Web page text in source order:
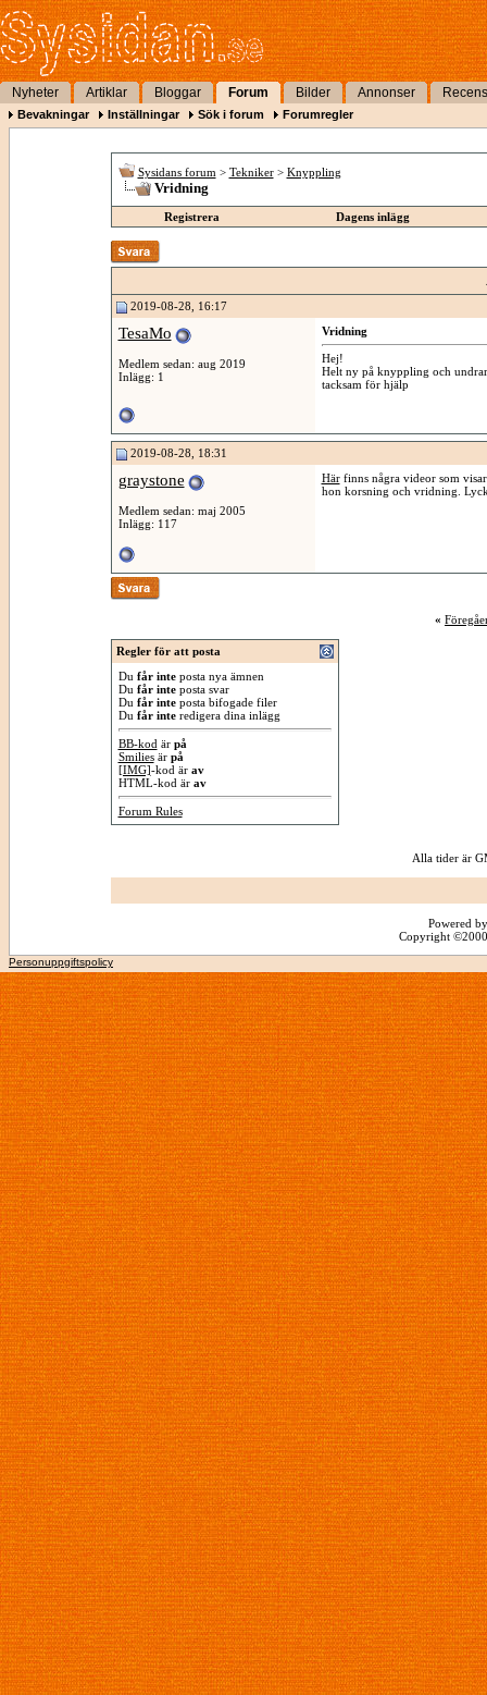
Nyheter Artiklar Bloggar Forum Bilder Annonser
Bevakningar Inställningar Sök i forum Forumregler
Sysidans forum > Tekniker > Knyppling
Vridning
Registrera Dagens inlägg
2019-08-28, 16:17
TesaMo
Medlem sedan: aug 2019
Inlägg: 1
Vridning
Hej!
Helt ny på knyppling och
tacksam för hjälp
2019-08-28, 18:31
graystone
Medlem sedan: maj 2005
Inlägg: 117
Härfinns några videor som
hon korsning och vridning.
«
Regler för att posta
Du får inteposta nya ämnen
Du får inteposta svar
Du får inteposta bifogade filer
Du får interedigera dina inlägg
BB-kod är på
Smiliesär på
[IMG]-kod är av
HTML-kod är av
Forum Rules
Alla tider är
Powered
Copyright
Personuppgiftspolicy